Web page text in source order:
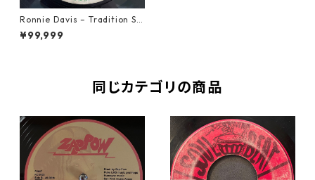
Ronnie Davis – Tradition So
ng【7-22003】
¥99,999
同じカテゴリの商品